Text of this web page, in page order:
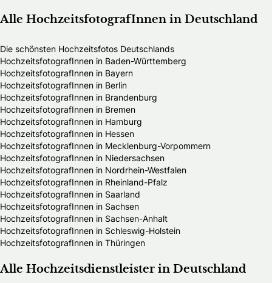
Alle HochzeitsfotografInnen in Deutschland
Die schönsten Hochzeitsfotos Deutschlands
HochzeitsfotografInnen in Baden-Württemberg
HochzeitsfotografInnen in Bayern
HochzeitsfotografInnen in Berlin
HochzeitsfotografInnen in Brandenburg
HochzeitsfotografInnen in Bremen
HochzeitsfotografInnen in Hamburg
HochzeitsfotografInnen in Hessen
HochzeitsfotografInnen in Mecklenburg-Vorpommern
HochzeitsfotografInnen in Niedersachsen
HochzeitsfotografInnen in Nordrhein-Westfalen
HochzeitsfotografInnen in Rheinland-Pfalz
HochzeitsfotografInnen in Saarland
HochzeitsfotografInnen in Sachsen
HochzeitsfotografInnen in Sachsen-Anhalt
HochzeitsfotografInnen in Schleswig-Holstein
HochzeitsfotografInnen in Thüringen
Alle Hochzeitsdienstleister in Deutschland